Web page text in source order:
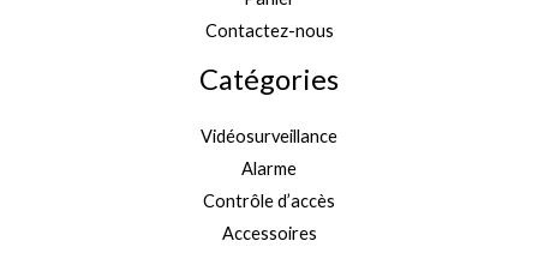
Contactez-nous
Catégories
Vidéosurveillance
Alarme
Contrôle d’accès
Accessoires